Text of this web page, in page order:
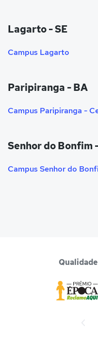
Lagarto - SE
Campus Lagarto
Paripiranga - BA
Campus Paripiranga -
Senhor do Bonfim
Campus Senhor do